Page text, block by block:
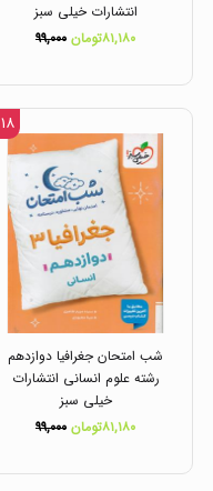
انتشارات خیلی سبز
۸۱,۱۸۰تومان
۹۹,۰۰۰
۱۸ %
شب امتحان جغرافیا دوازدهم
رشته علوم انسانی انتشارات
خیلی سبز
۸۱,۱۸۰تومان
۹۹,۰۰۰